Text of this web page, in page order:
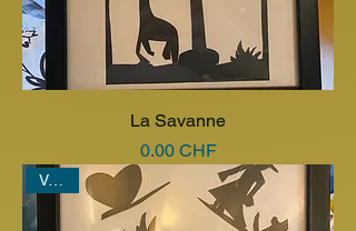
La Savanne
Prix
0.00 CHF
Vendu